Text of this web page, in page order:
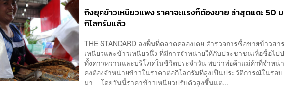
ถึงยุคข้าวเหนียวแพง ราคาจะแรงก็ต้องขาย ล่าสุดแตะ 50
กิโลกรัมแล้ว
THE STANDARD ลงพื้นที่ตลาดคลองเตย สำรวจการซื้อขายข้าวสา
เหนียวและข้าวเหนียวนึ่ง ที่มีการจำหน่ายให้กับประชาชนเพื่อซื้อไป
ทั้งคาวหวานและบริโภคในชีวิตประจำวัน พบว่าพ่อค้าแม่ค้าที่จำหน่
คงต้องจำหน่ายข้าวในราคาต่อกิโลกรัมที่สูงเป็นประวัติการณ์ในรอ
มา โดยวันนี้ราคาข้าวเหนียวปรับตัวสูงขึ้นแต...